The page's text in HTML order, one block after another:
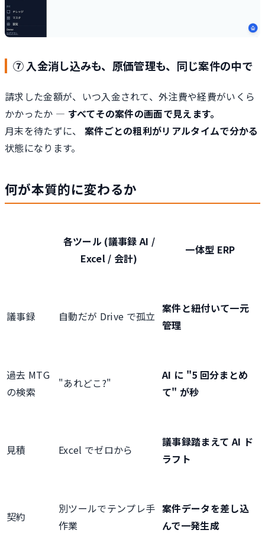
⑦ 入金消し込みも、原価管理も、同じ案件の中で
請求した金額が、いつ入金されて、外注費や経費がいくら
かかったか — すべてその案件の画面で見えます。
月末を待たずに、 案件ごとの粗利がリアルタイムで分かる
状態になります。
何が本質的に変わるか
各ツール (議事録 AI /
Excel / 会計)
一体型 ERP
議事録 自動だが Drive で孤立
案件と紐付いて一元
管理
過去 MTG
の検索
"あれどこ?"
AI に "5 回分まとめ
て" が秒
見積 Excel でゼロから
議事録踏まえて AI ド
ラフト
契約
別ツールでテンプレ手
作業
案件データを差し込
んで一発生成